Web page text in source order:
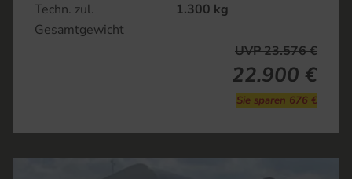
Techn. zul.
Gesamtgewicht
1.300 kg
22.900 €
UVP 23.576 €
Sie sparen 676 €